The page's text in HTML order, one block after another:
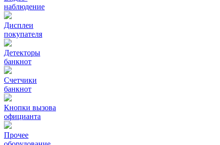
наблюдение
Дисплеи
покупателя
Детекторы
банкнот
Счетчики
банкнот
Кнопки вызова
официанта
Прочее